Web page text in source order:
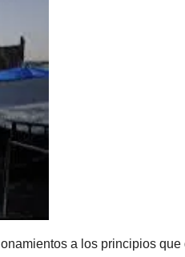
a los principios